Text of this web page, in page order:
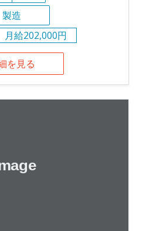
製造
月給202,000円
を見る